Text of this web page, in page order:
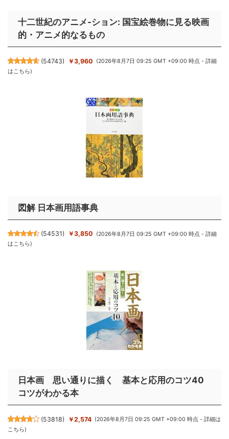
十二世紀のアニメ-ション: 国宝絵巻物に見る映画
的・アニメ的なるもの
(54743) ￥3,960 (2026年8月7日 09:25 GMT +09:00 時点 -詳細
はこちら)
図解 日本画用語事典
(54531) ￥3,850 (2026年8月7日 09:25 GMT +09:00 時点 -詳細
はこちら)
日本画 思い通りに描く 基本と応用のコツ40
コツがわかる本
(53818) ￥2,574 (2026年8月7日 09:25 GMT +09:00 時点 -詳細は
こちら)